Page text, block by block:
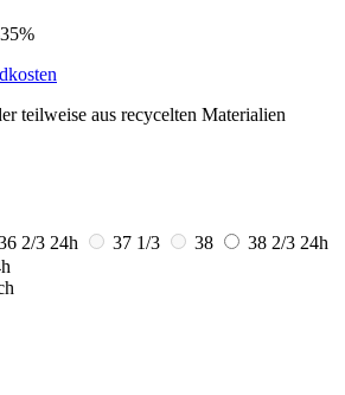
teilweise aus recycelten Materialien
2/3 24h 37 1/3 38 38 2/3 24h